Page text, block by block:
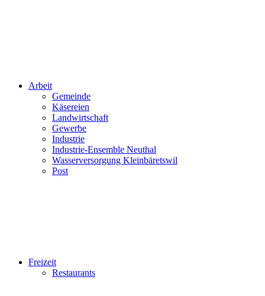
Arbeit
Gemeinde
Käsereien
Landwirtschaft
Gewerbe
Industrie
Industrie-Ensemble Neuthal
Wasserversorgung Kleinbäretswil
Post
Freizeit
Restaurants